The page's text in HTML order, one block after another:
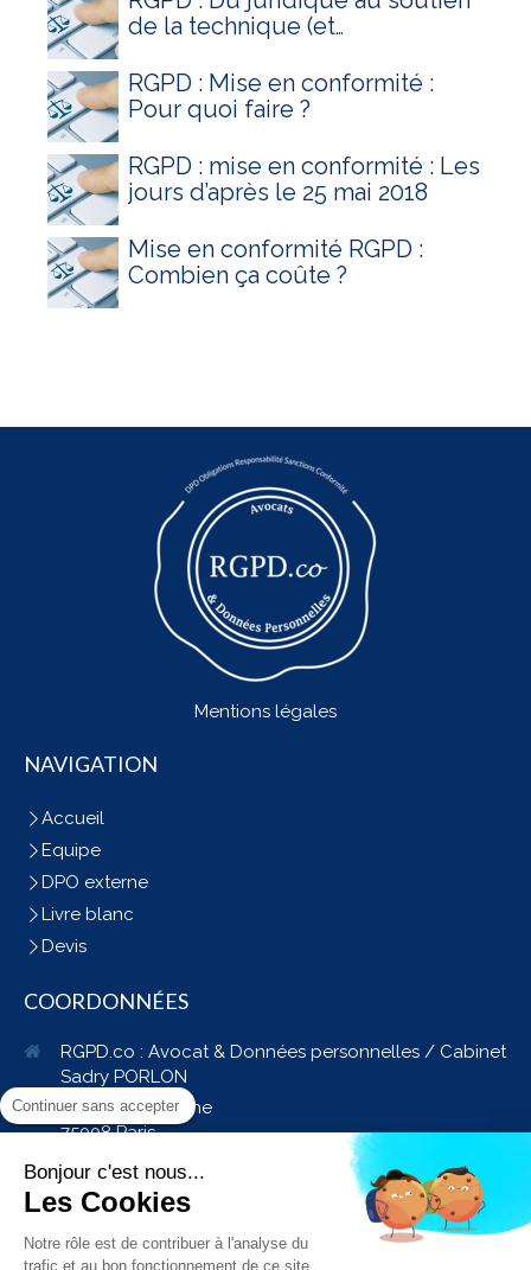
de la technique (et
RGPD : Mise en conformité :
Pour quoi faire ?
RGPD : mise en conformité : Les
jours d’après le 25 mai 2018
Mise en conformité RGPD :
Combien ça coûte ?
Mentions légales
NAVIGATION
Accueil
Equipe
DPO externe
Livre blanc
Devis
COORDONNÉES
RGPD.co : Avocat & Données personnelles / Cabinet
Sadry PORLON
38, avenue Hoche
75008 Paris
Afficher le téléphone
09 72 16 37 15
Continuer sans accepter
Bonjour c'est nous...
Les Cookies
Notre rôle est de contribuer à l'analyse du
trafic et au bon fonctionnement de ce site.